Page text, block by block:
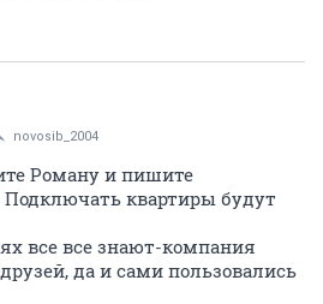
novosib_2004
Роману и пишите
квартиры будут
все все знают-компания
да и сами пользовались